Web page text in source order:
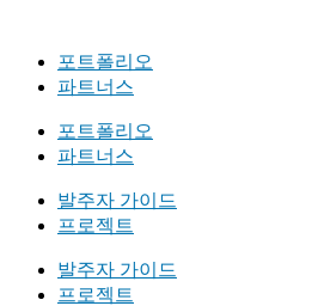
포트폴리오
파트너스
포트폴리오
파트너스
발주자 가이드
프로젝트
발주자 가이드
프로젝트